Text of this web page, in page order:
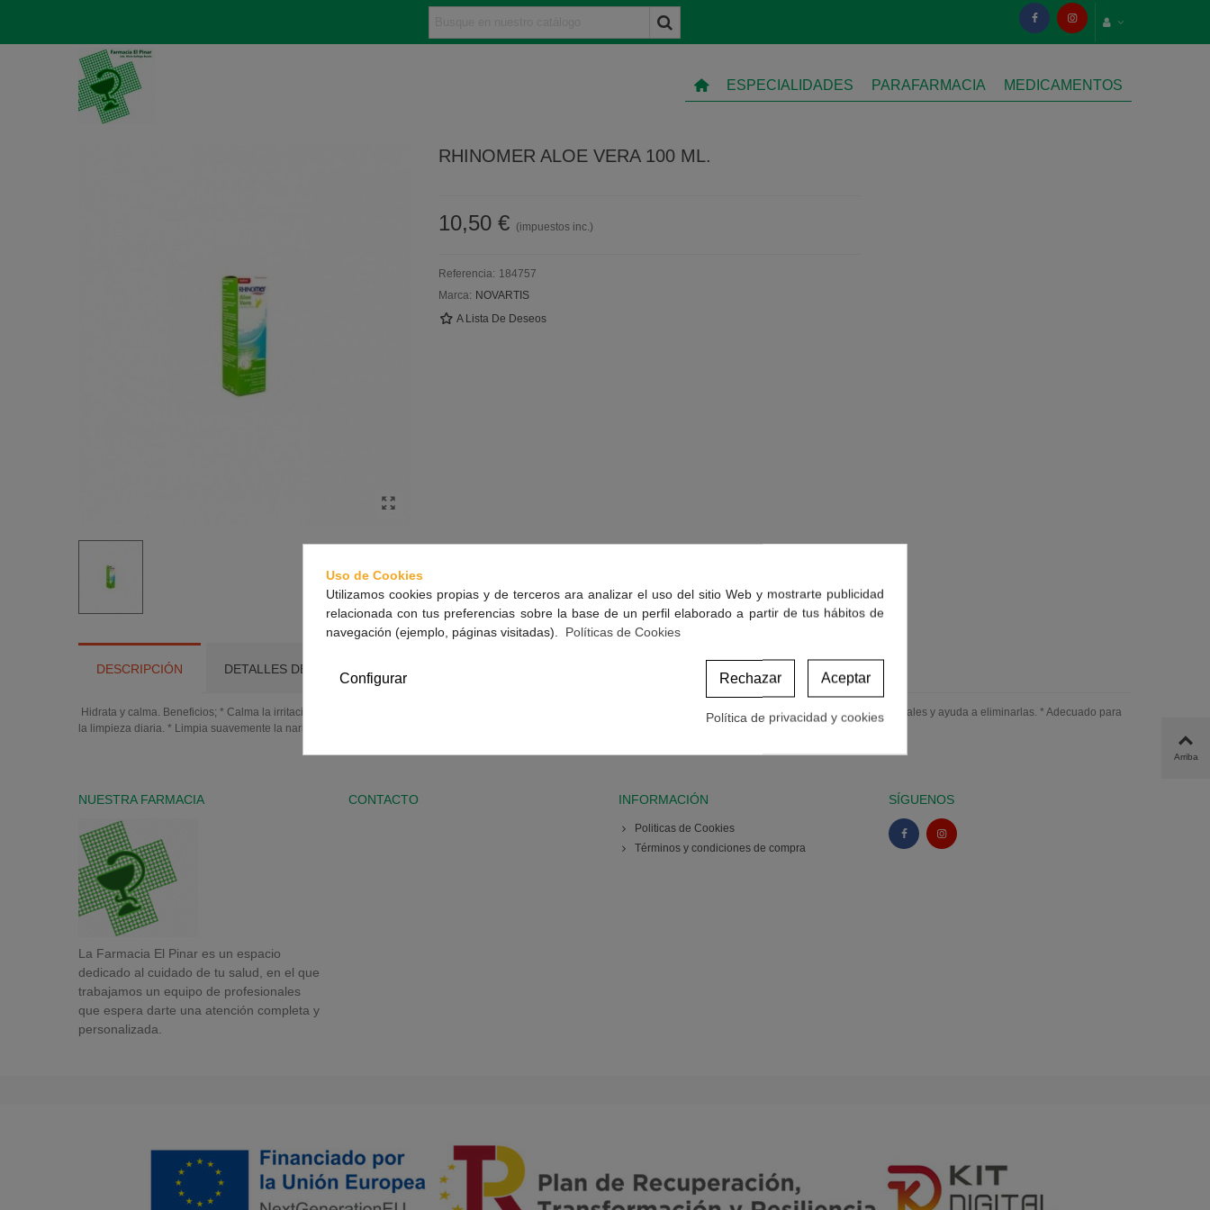
ESPECIALIDADES PARAFARMACIA MEDICAMENTOS
RHINOMER ALOE VERA 100 ML.
10,50 € (impuestos inc.)
Referencia: 184757
Marca: NOVARTIS
A Lista De Deseos
DESCRIPCIÓN DETALLES DEL PRODUCTO
Hidrata y calma. Beneficios; * Calma la irritación de fosas nasales. * Hidrata y suaviza la mucosa nasal cuando está seca o irritada. * Diluye y ablanda la secreciones nasales y ayuda a eliminarlas. * Adecuado para
la limpieza diaria. * Limpia suavemente la nariz congestionada.
NUESTRA FARMACIA
La Farmacia El Pinar es un espacio
dedicado al cuidado de tu salud, en el que
trabajamos un equipo de profesionales
que espera darte una atención completa y
personalizada.
CONTACTO INFORMACIÓN
Politicas de Cookies
Términos y condiciones de compra
SÍGUENOS
Arriba
Uso de Cookies
Utilizamos cookies propias y de terceros ara analizar el uso del sitio Web y mostrarte publicidad
relacionada con tus preferencias sobre la base de un perfil elaborado a partir de tus hábitos de
navegación (ejemplo, páginas visitadas). Políticas de Cookies
Aceptar
Rechazar
Configurar
Política de privacidad y cookies